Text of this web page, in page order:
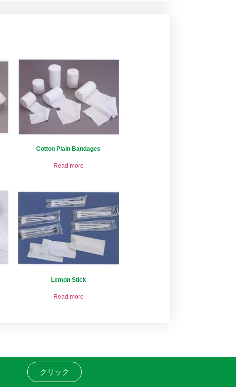
Cotton Plain Bandages
Read more
Lemon Stick
Read more
クリック